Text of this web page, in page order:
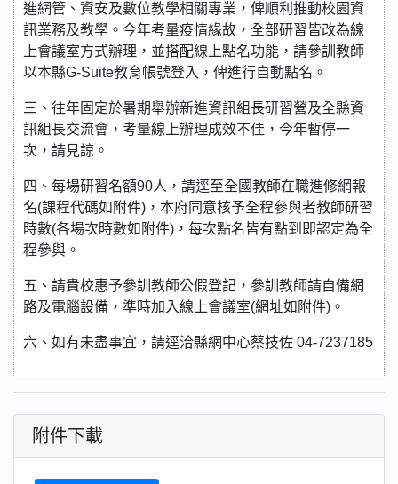
進網管、資安及數位教學相關專業，俾順利推動校園資
訊業務及教學。今年考量疫情緣故，全部研習皆改為線
上會議室方式辦理，並搭配線上點名功能，請參訓教師
以本縣G-Suite教育帳號登入，俾進行自動點名。
三、往年固定於暑期舉辦新進資訊組長研習營及全縣資
訊組長交流會，考量線上辦理成效不佳，今年暫停一
次，請見諒。
四、每場研習名額90人，請逕至全國教師在職進修網報
名(課程代碼如附件)，本府同意核予全程參與者教師研習
時數(各場次時數如附件)，每次點名皆有點到即認定為全
程參與。
五、請貴校惠予參訓教師公假登記，參訓教師請自備網
路及電腦設備，準時加入線上會議室(網址如附件)。
六、如有未盡事宜，請逕洽縣網中心蔡技佐 04-7237185
附件下載